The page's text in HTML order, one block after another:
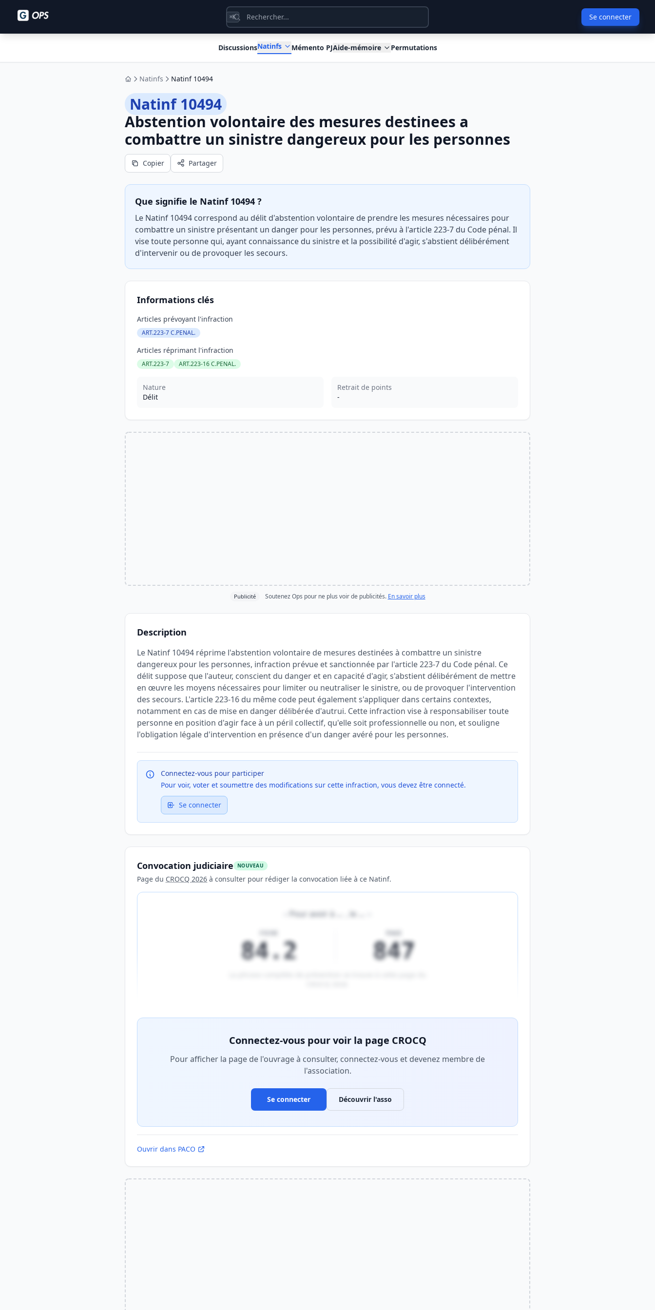
⌘K Se connecter
DiscussionsNatinfs Mémento PJAide-mémoire Permutations
AccueilNatinfs Natinf 10494
Natinf 10494
Abstention volontaire des mesures destinees a
combattre un sinistre dangereux pour les personnes
Copier Partager
Que signifie le Natinf 10494 ?
Le Natinf 10494 correspond au délit d'abstention volontaire de prendre les mesures nécessaires pour
combattre un sinistre présentant un danger pour les personnes, prévu à l'article 223-7 du Code pénal. Il
vise toute personne qui, ayant connaissance du sinistre et la possibilité d'agir, s'abstient délibérément
d'intervenir ou de provoquer les secours.
Informations clés
Articles prévoyant l'infraction
ART.223-7 C.PENAL.
Articles réprimant l'infraction
ART.223-7 ART.223-16 C.PENAL.
Nature
Délit
Retrait de points
-
Publicité Soutenez Ops pour ne plus voir de publicités. En savoir plus
Description
Le Natinf 10494 réprime l'abstention volontaire de mesures destinées à combattre un sinistre
dangereux pour les personnes, infraction prévue et sanctionnée par l'article 223-7 du Code pénal. Ce
délit suppose que l'auteur, conscient du danger et en capacité d'agir, s'abstient délibérément de mettre
en œuvre les moyens nécessaires pour limiter ou neutraliser le sinistre, ou de provoquer l'intervention
des secours. L'article 223-16 du même code peut également s'appliquer dans certains contextes,
notamment en cas de mise en danger délibérée d'autrui. Cette infraction vise à responsabiliser toute
personne en position d'agir face à un péril collectif, qu'elle soit professionnelle ou non, et souligne
l'obligation légale d'intervention en présence d'un danger avéré pour les personnes.
Connectez-vous pour participer
Pour voir, voter et soumettre des modifications sur cette infraction, vous devez être connecté.
Se connecter
Convocation judiciaire NOUVEAU
Page du CROCQ 2026 à consulter pour rédiger la convocation liée à ce Natinf.
Pour avoir à , le
84.2 847
Connectez-vous pour voir la page CROCQ
Pour afficher la page de l'ouvrage à consulter, connectez-vous et devenez membre de
l'association.
Se connecter Découvrir l'asso
Ouvrir dans PACO